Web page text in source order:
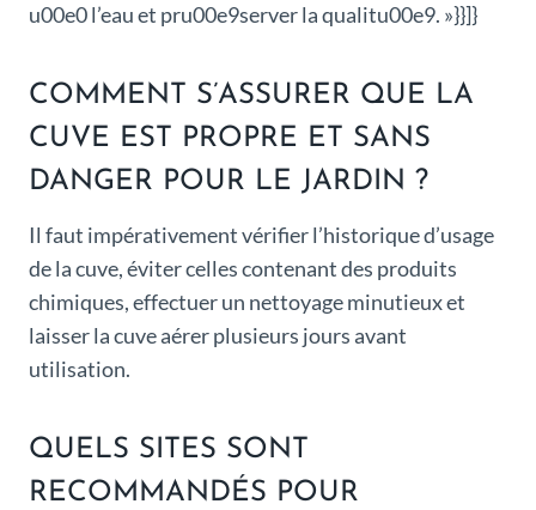
u00e0 l’eau et pru00e9server la qualitu00e9. »}}]}
COMMENT S’ASSURER QUE LA
CUVE EST PROPRE ET SANS
DANGER POUR LE JARDIN ?
Il faut impérativement vérifier l’historique d’usage
de la cuve, éviter celles contenant des produits
chimiques, effectuer un nettoyage minutieux et
laisser la cuve aérer plusieurs jours avant
utilisation.
QUELS SITES SONT
RECOMMANDÉS POUR